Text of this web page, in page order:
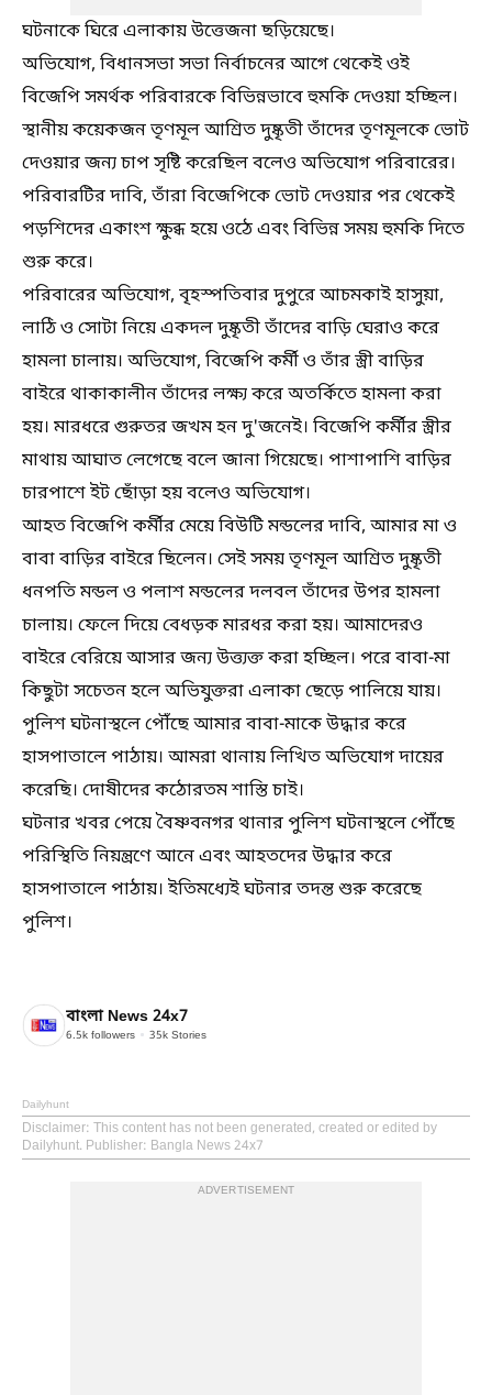
ঘটনাকে ঘিরে এলাকায় উত্তেজনা ছড়িয়েছে।
অভিযোগ, বিধানসভা সভা নির্বাচনের আগে থেকেই ওই
বিজেপি সমর্থক পরিবারকে বিভিন্নভাবে হুমকি দেওয়া হচ্ছিল।
স্থানীয় কয়েকজন তৃণমূল আশ্রিত দুষ্কৃতী তাঁদের তৃণমূলকে ভোট
দেওয়ার জন্য চাপ সৃষ্টি করেছিল বলেও অভিযোগ পরিবারের।
পরিবারটির দাবি, তাঁরা বিজেপিকে ভোট দেওয়ার পর থেকেই
পড়শিদের একাংশ ক্ষুব্ধ হয়ে ওঠে এবং বিভিন্ন সময় হুমকি দিতে
শুরু করে।
পরিবারের অভিযোগ, বৃহস্পতিবার দুপুরে আচমকাই হাসুয়া,
লাঠি ও সোটা নিয়ে একদল দুষ্কৃতী তাঁদের বাড়ি ঘেরাও করে
হামলা চালায়। অভিযোগ, বিজেপি কর্মী ও তাঁর স্ত্রী বাড়ির
বাইরে থাকাকালীন তাঁদের লক্ষ্য করে অতর্কিতে হামলা করা
হয়। মারধরে গুরুতর জখম হন দু'জনেই। বিজেপি কর্মীর স্ত্রীর
মাথায় আঘাত লেগেছে বলে জানা গিয়েছে। পাশাপাশি বাড়ির
চারপাশে ইট ছোঁড়া হয় বলেও অভিযোগ।
আহত বিজেপি কর্মীর মেয়ে বিউটি মন্ডলের দাবি, আমার মা ও
বাবা বাড়ির বাইরে ছিলেন। সেই সময় তৃণমূল আশ্রিত দুষ্কৃতী
ধনপতি মন্ডল ও পলাশ মন্ডলের দলবল তাঁদের উপর হামলা
চালায়। ফেলে দিয়ে বেধড়ক মারধর করা হয়। আমাদেরও
বাইরে বেরিয়ে আসার জন্য উত্ত্যক্ত করা হচ্ছিল। পরে বাবা-মা
কিছুটা সচেতন হলে অভিযুক্তরা এলাকা ছেড়ে পালিয়ে যায়।
পুলিশ ঘটনাস্থলে পৌঁছে আমার বাবা-মাকে উদ্ধার করে
হাসপাতালে পাঠায়। আমরা থানায় লিখিত অভিযোগ দায়ের
করেছি। দোষীদের কঠোরতম শাস্তি চাই।
ঘটনার খবর পেয়ে বৈষ্ণবনগর থানার পুলিশ ঘটনাস্থলে পৌঁছে
পরিস্থিতি নিয়ন্ত্রণে আনে এবং আহতদের উদ্ধার করে
হাসপাতালে পাঠায়। ইতিমধ্যেই ঘটনার তদন্ত শুরু করেছে
পুলিশ।
বাংলা News 24x7
6.5k followers 35k Stories
Dailyhunt
Disclaimer: This content has not been generated, created or edited by
Dailyhunt. Publisher: Bangla News 24x7
ADVERTISEMENT